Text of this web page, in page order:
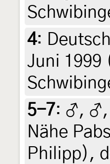
4:
Juni 1999
5-7: ♂, ♂,
Nähe
Philipp),